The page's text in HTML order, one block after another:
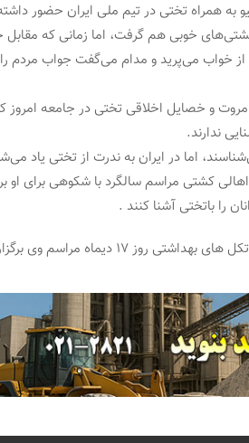
به همراه تختی در تیم ملی ایران حضور
خوبی هم گرفت، اما زمانی که مقابل
از خواب می‌پرید و مدام می‌گفت جواب مردم
مروت و خصایل اخلاقی تختی در جامعه
ندارند.
اما در ایران به ندرت از تختی یاد
کشتی مراسم سالگرد با شکوهی برای او
را باتختی آشنا کنند .
دیماه مراسم وی برگزار شود .